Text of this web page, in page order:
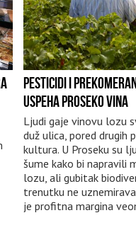
PESTICIDI I
USPEHA PROSEKO VINA
Ljudi gaje vinovu lozu
duž ulica, pored drugih
kultura. U Proseku su
šume kako bi napravili
lozu, ali gubitak
trenutku ne
je profitna margina